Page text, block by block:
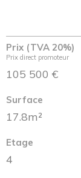
Prix (TVA 20%)
Prix direct promoteur
105 500 €
Surface
17.8m²
Etage
4